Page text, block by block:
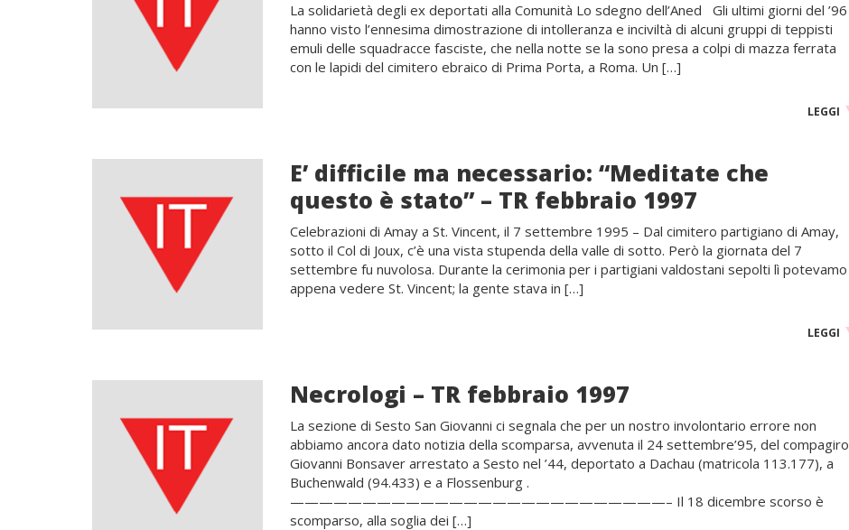
La solidarietà degli ex deportati alla Comunità Lo sdegno dell’Aned Gli ultimi giorni del ’96
hanno visto l’ennesima dimostrazione di intolleranza e inciviltà di alcuni gruppi di teppisti
emuli delle squadracce fasciste, che nella notte se la sono presa a colpi di mazza ferrata
con le lapidi del cimitero ebraico di Prima Porta, a Roma. Un […]
LEGGI
E’ difficile ma necessario: “Meditate che
questo è stato” – TR febbraio 1997
Celebrazioni di Amay a St. Vincent, il 7 settembre 1995 – Dal cimitero partigiano di Amay,
sotto il Col di Joux, c’è una vista stupenda della valle di sotto. Però la giornata del 7
settembre fu nuvolosa. Durante la cerimonia per i partigiani valdostani sepolti lì potevamo
appena vedere St. Vincent; la gente stava in […]
LEGGI
Necrologi – TR febbraio 1997
La sezione di Sesto San Giovanni ci segnala che per un nostro involontario errore non
abbiamo ancora dato notizia della scomparsa, avvenuta il 24 settembre’95, del compagiro
Giovanni Bonsaver arrestato a Sesto nel ’44, deportato a Dachau (matricola 113.177), a
Buchenwald (94.433) e a Flossenburg .
——————————————————————————– Il 18 dicembre scorso è
scomparso, alla soglia dei […]